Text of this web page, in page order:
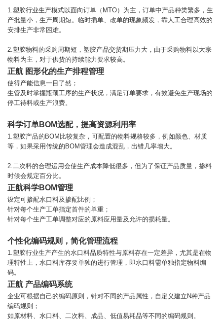
1.塑胶行业生产模式以面向订单（MTO）为主，订单中产品种类繁多，生
产批量小，生产周期短。临时插单、改单的现象频发，靠人工合理高效的
安排生产非常困难。
2.塑胶物料的采购周期短，塑胶产品交货期压力大，由于采购物料以大宗
物料为主，对于供货的持续能力要求较高。
正航 图形化的生产排程管理
使得产能信息一目了然；
生管及时掌握瓶颈工序的生产状况，满足订单要求，有效避免生产现场的
停工待料或生产浪费。
科学订单BOM选配，提高资源利用率
1.塑胶产品的BOM比较复杂，可配置的物料规格较多，例如颜色、材质
等，如果采用传统的BOM管理会造成混乱，出错几率增大。
2.二次料的合理运用会使生产成本降低很多，但为了保证产品质量，掺料
时候会规定百分比。
正航科学BOM管理
设定可掺配水口料及掺配比例；
针对每个生产工单指定首件的单重；
针对每个生产工单调整对应的原料应用量及允许的损耗量。
个性化编码规则，简化管理流程
1.塑胶行业生产产生的水口料品质特性与原料存在一定差异，尤其是在物
理特性上，水口料库存要单独的进行管理，即水口料需单独指定物料编
码。
正航 产品编码系统
企业可根据自己的编码原则，针对不同的产品属性，自定义建立N种产品
编码规则；
如原材料、水口料、二次料、成品、低值易耗品等不同的编码规则。